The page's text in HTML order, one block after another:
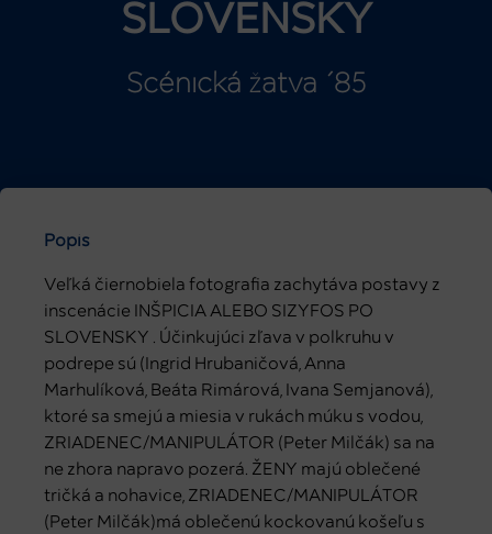
SLOVENSKY
Scénická žatva ´85
Popis
Veľká čiernobiela fotografia zachytáva postavy z
inscenácie INŠPICIA ALEBO SIZYFOS PO
SLOVENSKY . Účinkujúci zľava v polkruhu v
podrepe sú (Ingrid Hrubaničová, Anna
Marhulíková, Beáta Rimárová, Ivana Semjanová),
ktoré sa smejú a miesia v rukách múku s vodou,
ZRIADENEC/MANIPULÁTOR (Peter Milčák) sa na
ne zhora napravo pozerá. ŽENY majú oblečené
tričká a nohavice, ZRIADENEC/MANIPULÁTOR
(Peter Milčák)má oblečenú kockovanú košeľu s